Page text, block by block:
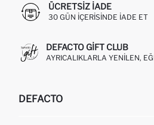
ÜCRETSIZ IADE
30 GÜN IÇERISINDE IADE ET
DEFACTO GIFT CLUB
AYRICALIKLARLA YENILEN,
DEFACTO